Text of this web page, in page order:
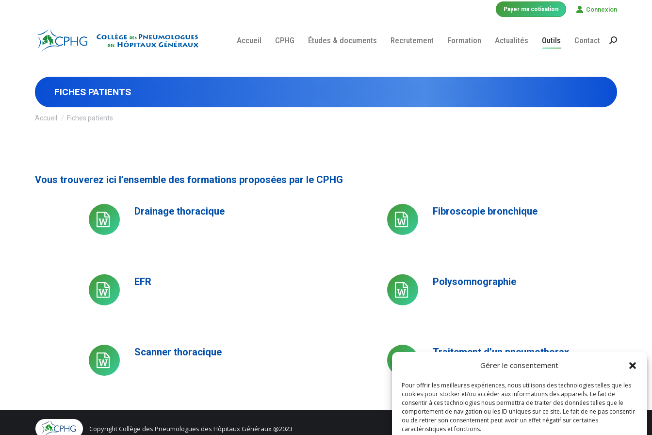
Gérer le consentement
Pour offrir les meilleures expériences, nous utilisons des technologies telles que les
cookies pour stocker et/ou accéder aux informations des appareils. Le fait de
consentir à ces technologies nous permettra de traiter des données telles que le
comportement de navigation ou les ID uniques sur ce site. Le fait de ne pas consentir
ou de retirer son consentement peut avoir un effet négatif sur certaines
caractéristiques et fonctions.
Payer ma cotisation Connexion
Accueil CPHG Études & documents Recrutement Formation Actualités Outils Contact
Recherche
FICHES PATIENTS
Vous êtes ici :
Accueil Fiches patients
Vous trouverez ici l’ensemble des formations proposées par le CPHG
Diaporamas
des
Drainage thoracique
Diaporamas
des
Fibroscopie bronchique
Diaporamas
des
EFR
Diaporamas
des
Polysomnographie
Diaporamas
des
Scanner thoracique
des
journées
annuelles
Traitement d’un pneumothorax
Copyright Collège des Pneumologues des Hôpitaux Généraux @2023